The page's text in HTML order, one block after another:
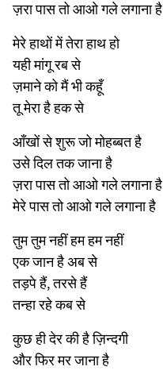
ज़रा पास तो आओ गले लगाना है
मेरे हाथों में तेरा हाथ हो
यही मांगू रब से
ज़माने को मैं भी कहूँ
तू मेरा है हक से
आँखों से शुरू जो मोहब्बत है
उसे दिल तक जाना है
ज़रा पास तो आओ गले लगाना है
मेरे पास तो आओ गले लगाना है
तुम तुम नहीं हम हम नहीं
एक जान है अब से
तड़पे हैं, तरसे हैं
तन्हा रहे कब से
कुछ ही देर की है ज़िन्दगी
और फिर मर जाना है